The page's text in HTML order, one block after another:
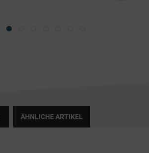
ÄHNLICHE ARTIKEL